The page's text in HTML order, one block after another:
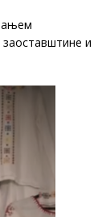
заоставштине и